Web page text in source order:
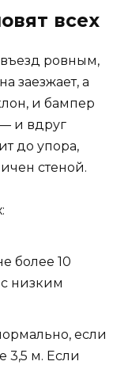
всех
ровным,
заезжает, а
и бампер
и вдруг
до упора,
стеной.
более 10
низким
если
3,5 м. Если